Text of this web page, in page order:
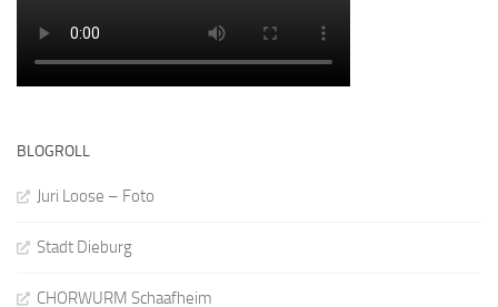
BLOGROLL
Juri Loose – Foto
Stadt Dieburg
CHORWURM Schaafheim